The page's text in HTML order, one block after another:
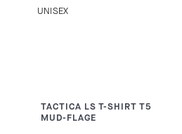
UNISEX
TACTICA LS T-SHIRT T5
MUD-FLAGE